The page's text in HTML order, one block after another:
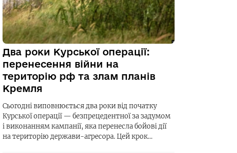
Два роки Курської операції:
перенесення війни на
територію рф та злам планів
Кремля
Сьогодні виповнюється два роки від початку
Курської операції — безпрецедентної за задумом
і виконанням кампанії, яка перенесла бойові дії
на територію держави-агресора. Цей крок…